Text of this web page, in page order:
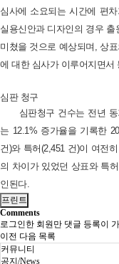
심사에 소요되는 시간에 편
실용신안과 디자인의 경우
미쳤을 것으로 예상되며, 상
에 대한 심사가 이루어지면서
심판 청구
심판청구 건수는 전년
는 12.1% 증가율을 기록한
건)와 특허(2,451 건)이 여전
의 차이가 있었던 상표와 특
인된다.
프린트
Comments
로그인한 회원만 댓글 등록이
이전 다음 목록
커뮤니티
공지/News